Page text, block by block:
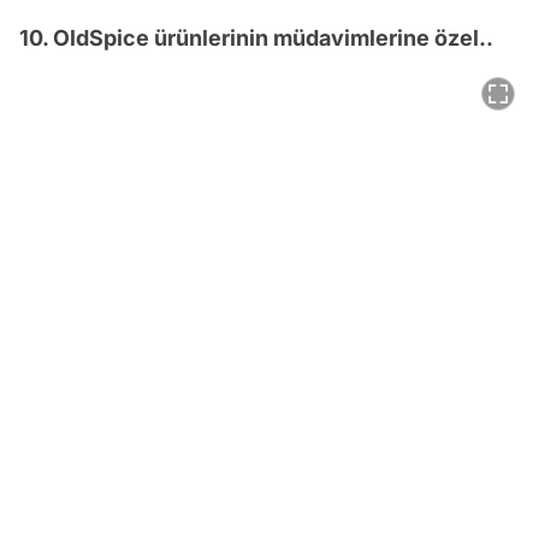
10. OldSpice ürünlerinin müdavimlerine özel..